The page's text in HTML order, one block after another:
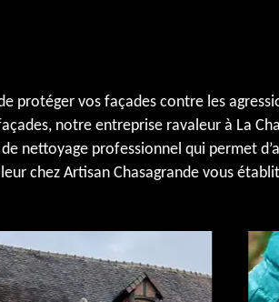
protéger vos façades contre les
notre entreprise ravaleur à La
nettoyage professionnel qui permet
chez Artisan Chasagrande vous